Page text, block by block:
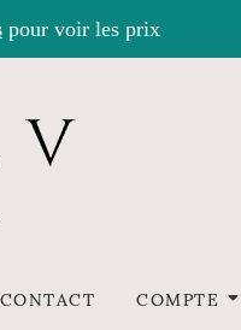
pour voir les prix
CONTACT COMPTE